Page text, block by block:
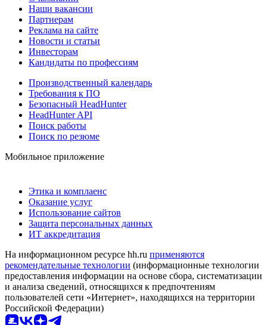
Наши вакансии
Партнерам
Реклама на сайте
Новости и статьи
Инвесторам
Кандидаты по профессиям
Производственный календарь
Требования к ПО
Безопасный HeadHunter
HeadHunter API
Поиск работы
Поиск по резюме
Мобильное приложение
Этика и комплаенс
Оказание услуг
Использование сайтов
Защита персональных данных
ИТ аккредитация
На информационном ресурсе hh.ru применяются
рекомендательные технологии (информационные технологии
предоставления информации на основе сбора, систематизации
и анализа сведений, относящихся к предпочтениям
пользователей сети «Интернет», находящихся на территории
Российской Федерации)